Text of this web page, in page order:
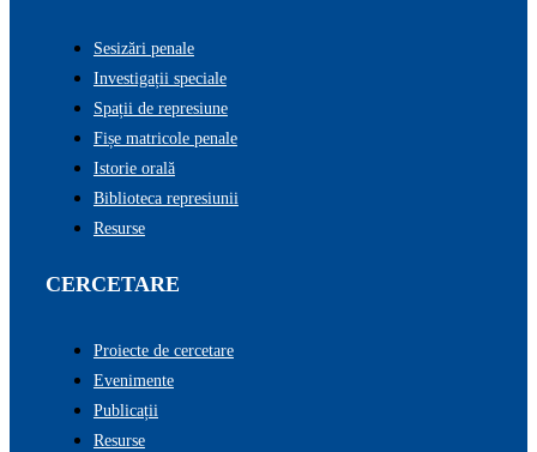
Sesizări penale
Investigații speciale
Spații de represiune
Fișe matricole penale
Istorie orală
Biblioteca represiunii
Resurse
CERCETARE
Proiecte de cercetare
Evenimente
Publicații
Resurse